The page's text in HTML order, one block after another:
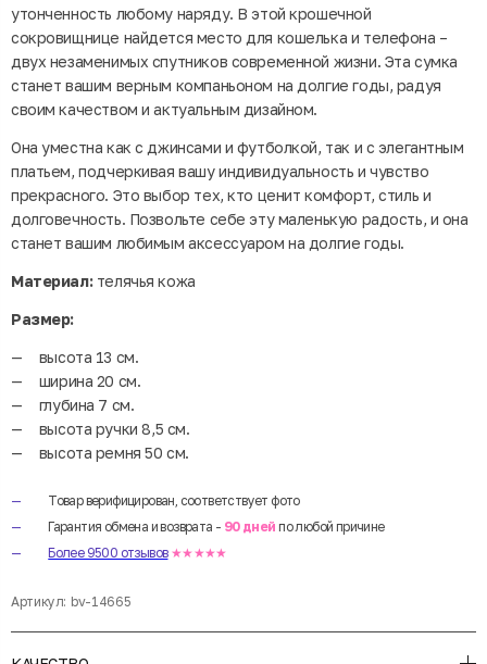
утонченность любому наряду. В этой крошечной
сокровищнице найдется место для кошелька и телефона –
двух незаменимых спутников современной жизни. Эта сумка
станет вашим верным компаньоном на долгие годы, радуя
своим качеством и актуальным дизайном.
Она уместна как с джинсами и футболкой, так и с элегантным
платьем, подчеркивая вашу индивидуальность и чувство
прекрасного. Это выбор тех, кто ценит комфорт, стиль и
долговечность. Позвольте себе эту маленькую радость, и она
станет вашим любимым аксессуаром на долгие годы.
Материал: телячья кожа
Размер:
высота 13 см.
ширина 20 см.
глубина 7 см.
высота ручки 8,5 см.
высота ремня 50 см.
Товар верифицирован, соответствует фото
Гарантия обмена и возврата - 90 дней по любой причине
Более 9500 отзывов ★★★★★
Артикул: bv-14665